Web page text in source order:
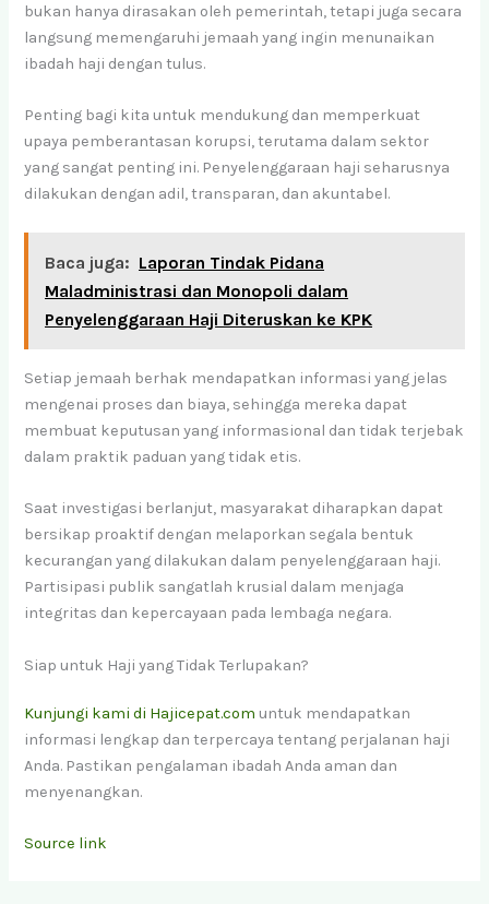
bukan hanya dirasakan oleh pemerintah, tetapi juga secara
langsung memengaruhi jemaah yang ingin menunaikan
ibadah haji dengan tulus.
Penting bagi kita untuk mendukung dan memperkuat
upaya pemberantasan korupsi, terutama dalam sektor
yang sangat penting ini. Penyelenggaraan haji seharusnya
dilakukan dengan adil, transparan, dan akuntabel.
Baca juga: Laporan Tindak Pidana
Maladministrasi dan Monopoli dalam
Penyelenggaraan Haji Diteruskan ke KPK
Setiap jemaah berhak mendapatkan informasi yang jelas
mengenai proses dan biaya, sehingga mereka dapat
membuat keputusan yang informasional dan tidak terjebak
dalam praktik paduan yang tidak etis.
Saat investigasi berlanjut, masyarakat diharapkan dapat
bersikap proaktif dengan melaporkan segala bentuk
kecurangan yang dilakukan dalam penyelenggaraan haji.
Partisipasi publik sangatlah krusial dalam menjaga
integritas dan kepercayaan pada lembaga negara.
Siap untuk Haji yang Tidak Terlupakan?
Kunjungi kami di Hajicepat.com untuk mendapatkan
informasi lengkap dan terpercaya tentang perjalanan haji
Anda. Pastikan pengalaman ibadah Anda aman dan
menyenangkan.
Source link